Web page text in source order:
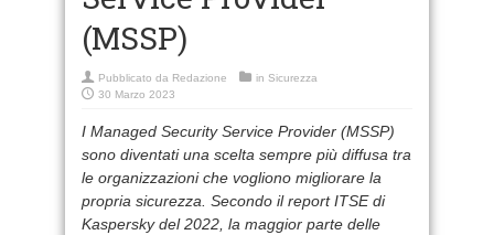
(MSSP)
Pubblicato da Redazione in Sicurezza
30 Marzo 2023
I Managed Security Service Provider (MSSP)
sono diventati una scelta sempre più diffusa tra
le organizzazioni che vogliono migliorare la
propria sicurezza. Secondo il report ITSE di
Kaspersky del 2022, la maggior parte delle